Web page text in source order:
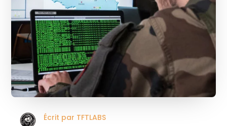
Écrit par TFTLABS